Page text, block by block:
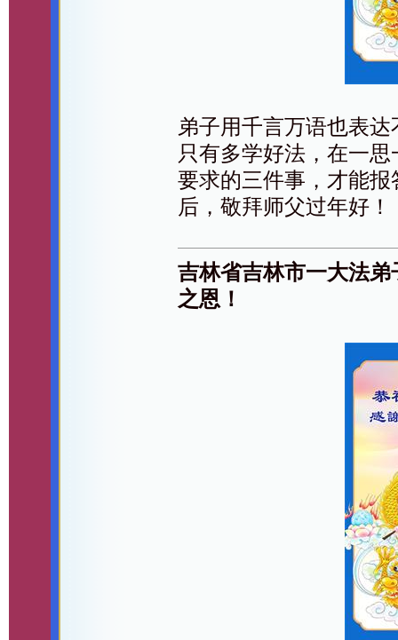
弟子用千言万语也表
只有多学好法，在一
要求的三件事，才能
后，敬拜师父过年好！
吉林省吉林市一大法
之恩！